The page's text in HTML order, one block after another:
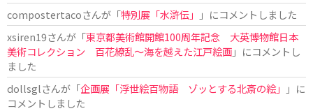
compostertacoさんが「特別展「水滸伝」
」にコメントしました
xsiren19さんが「東京都美術館開館100周年記念 大英博物館日本
美術コレクション 百花繚乱～海を越えた江戸絵画」にコメントし
ました
dollsglさんが「企画展「浮世絵百物語 ゾッとする北斎の絵」
」に
コメントしました